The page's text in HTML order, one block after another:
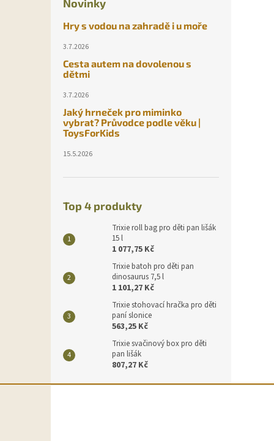
Novinky
Hry s vodou na zahradě i u moře
3.7.2026
Cesta autem na dovolenou s
dětmi
3.7.2026
Jaký hrneček pro miminko
vybrat? Průvodce podle věku |
ToysForKids
15.5.2026
Top 4 produkty
Trixie roll bag pro děti pan lišák
15 l
1 077,75 Kč
Trixie batoh pro děti pan
dinosaurus 7,5 l
1 101,27 Kč
Trixie stohovací hračka pro děti
paní slonice
563,25 Kč
Trixie svačinový box pro děti
pan lišák
807,27 Kč